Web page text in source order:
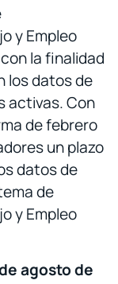
y Empleo
con la finalidad
los datos de
activas. Con
de febrero
un plazo
datos de
de
y Empleo
agosto de